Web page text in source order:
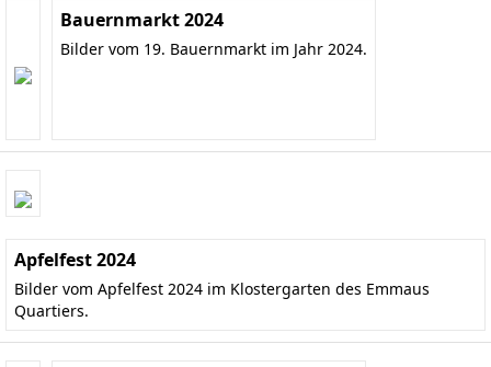
Bauernmarkt 2024
Bilder vom 19. Bauernmarkt im Jahr 2024.
Apfelfest 2024
Bilder vom Apfelfest 2024 im Klostergarten des Emmaus
Quartiers.